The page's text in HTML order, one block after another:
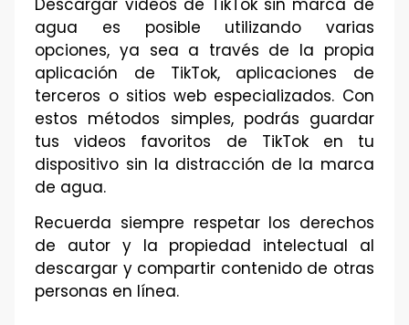
Descargar videos de TikTok sin marca de
agua es posible utilizando varias
opciones, ya sea a través de la propia
aplicación de TikTok, aplicaciones de
terceros o sitios web especializados. Con
estos métodos simples, podrás guardar
tus videos favoritos de TikTok en tu
dispositivo sin la distracción de la marca
de agua.
Recuerda siempre respetar los derechos
de autor y la propiedad intelectual al
descargar y compartir contenido de otras
personas en línea.